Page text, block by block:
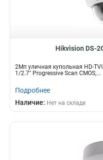
Hikvision DS-
2Мп уличная купольная HD-
1/2.7" Progressive Scan CMOS;...
Подробнее
Наличие: Нет на складе